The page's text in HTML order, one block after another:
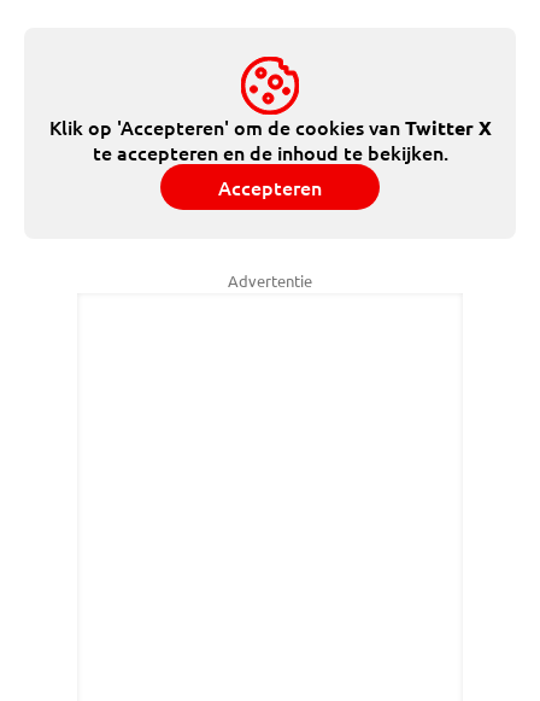
Klik op 'Accepteren' om de cookies vanTwitter X
te accepteren en de inhoud te bekijken.
Accepteren
Advertentie